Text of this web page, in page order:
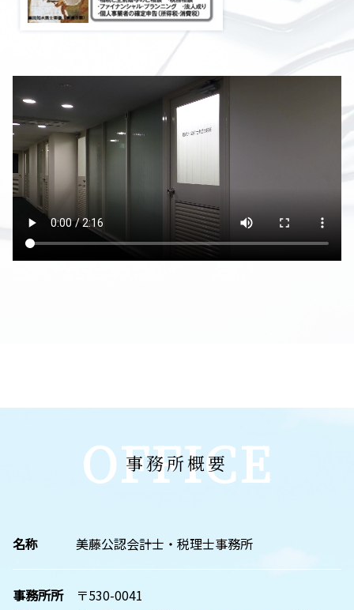
OFFICE
事務所概要
名称 美藤公認会計士・税理士事務所
事務所所
〒530-0041